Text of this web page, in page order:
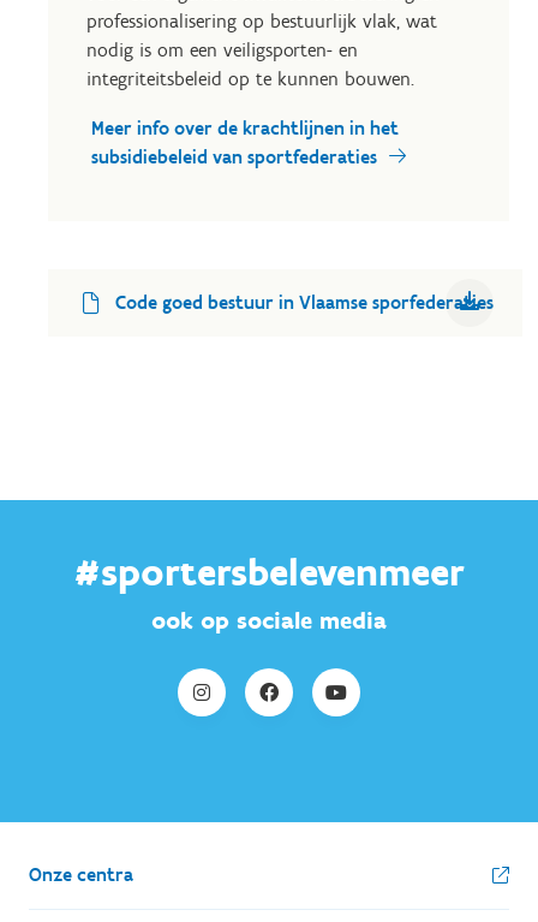
professionalisering op bestuurlijk vlak, wat
nodig is om een veiligsporten- en
integriteitsbeleid op te kunnen bouwen.
Meer info over de krachtlijnen in het
subsidiebeleid van sportfederaties
Code goed bestuur in Vlaamse sporfederaties
#sportersbelevenmeer
ook op sociale media
Onze centra